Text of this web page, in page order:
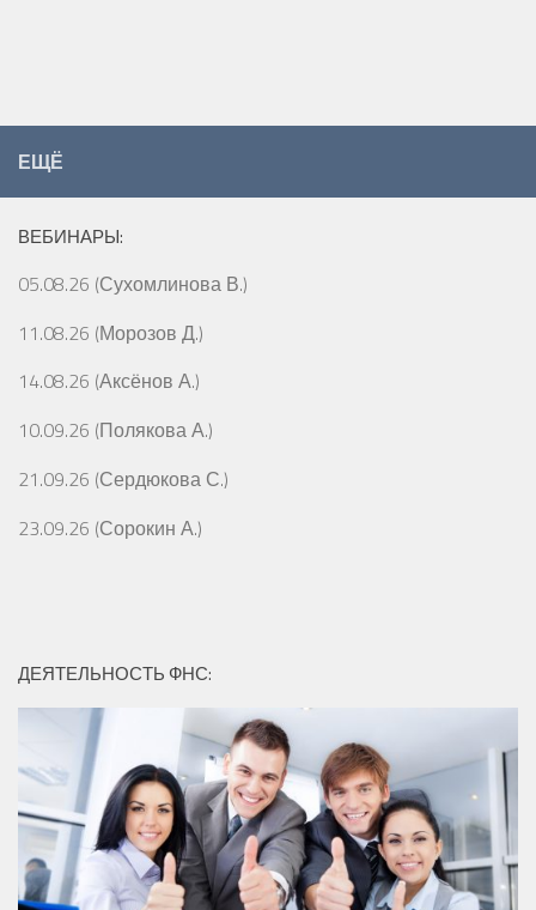
ЕЩЁ
ВЕБИНАРЫ:
05.08.26 (Сухомлинова В.)
11.08.26 (Морозов Д.)
14.08.26 (Аксёнов А.)
10.09.26 (Полякова А.)
21.09.26 (Сердюкова С.)
23.09.26 (Сорокин А.)
ДЕЯТЕЛЬНОСТЬ ФНС: